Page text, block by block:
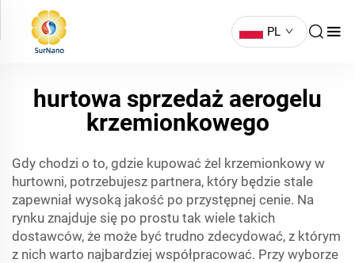
PL
hurtowa sprzedaż aerogelu
krzemionkowego
Gdy chodzi o to, gdzie kupować żel krzemionkowy w
hurtowni, potrzebujesz partnera, który będzie stale
zapewniał wysoką jakość po przystępnej cenie. Na
rynku znajduje się po prostu tak wiele takich
dostawców, że może być trudno zdecydować, z którym
z nich warto najbardziej współpracować. Przy wyborze